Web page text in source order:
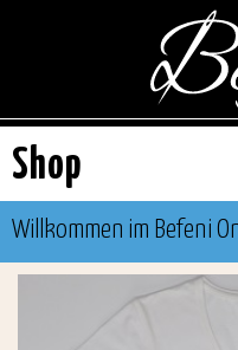
Shop
Willkommen im Befeni